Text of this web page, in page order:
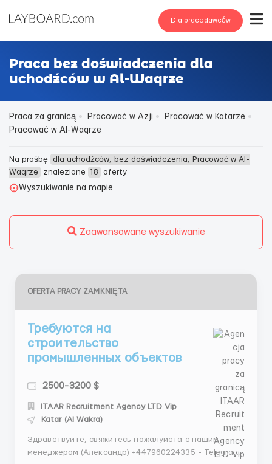
Dla pracodawców
Praca bez doświadczenia dla
uchodźców w Al-Waqrze
Praca za granicą Pracować w Azji
Pracować w Katarze
Pracować w Al-Waqrze
Na prośbę dla uchodźców, bez doświadczenia, Pracować w Al-
Waqrze
znalezione 18
oferty
Wyszukiwanie na mapie
Zaawansowane wyszukiwanie
OFERTA PRACY ZAMKNIĘTA
Требуются на
строительство
промышленных объектов
2500-3200 $
ITAAR Recruitment Agency LTD Vip
Katar (Al Wakra)
Здравствуйте, свяжитесь пожалуйста с нашим
менеджером (Александр) +447960224335 - Telegram